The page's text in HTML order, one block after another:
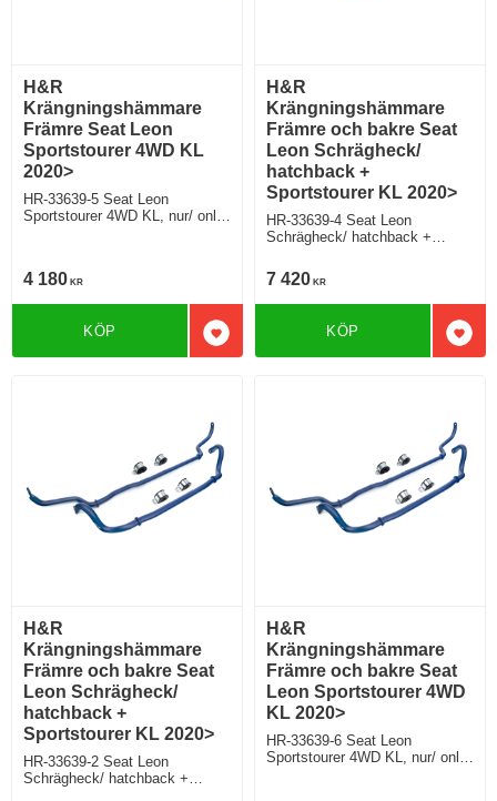
H&R
Krängningshämmare
Främre Seat Leon
Sportstourer 4WD KL
2020>
HR-33639-5 Seat Leon
Sportstourer 4WD KL, nur/ only
4 180 KR
Lägg till i favoriter
KÖP
H&R
Krängningshämmare
Främre och bakre Seat
Leon Schrägheck/
hatchback +
Sportstourer KL 2020>
HR-33639-4 Seat Leon
Schrägheck/ hatchback +
7 420 KR
KÖP
H&R
Krängningshämmare
Främre och bakre Seat
Leon Schrägheck/
hatchback +
Sportstourer KL 2020>
HR-33639-2 Seat Leon
Schrägheck/ hatchback +
H&R
Krängningshämmare
Främre och bakre Seat
Leon Sportstourer 4WD
KL 2020>
HR-33639-6 Seat Leon
Sportstourer 4WD KL, nur/ only